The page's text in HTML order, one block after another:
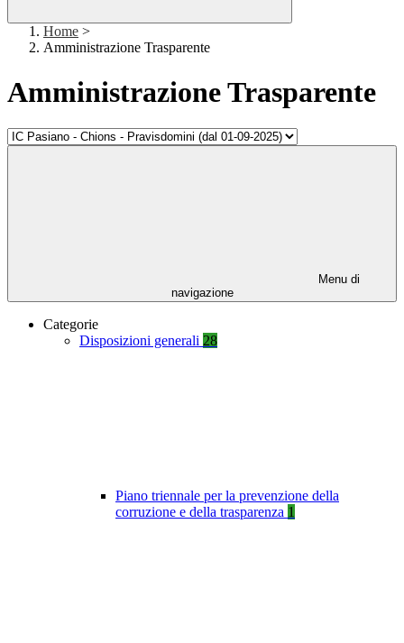
Home >
Amministrazione Trasparente
Amministrazione Trasparente
Menu di
navigazione
Categorie
Disposizioni generali 28
Piano triennale per la prevenzione della
corruzione e della trasparenza 1